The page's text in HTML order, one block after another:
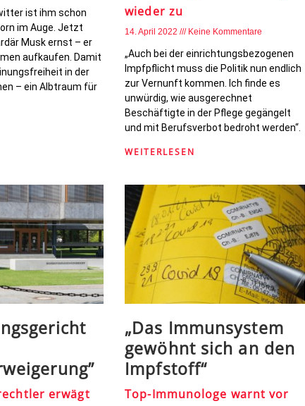
ist ihm schon
im Auge. Jetzt
Musk ernst – er
aufkaufen. Damit
in der
– ein Albtraum für
wieder zu
14. April 2022 Keine Kommentare
„Auch bei der einrichtungsbezogenen
Impfpflicht muss die Politik nun endlich
zur Vernunft kommen. Ich finde es
unwürdig, wie ausgerechnet
Beschäftigte in der Pflege gegängelt
und mit Berufsverbot bedroht werden“.
WEITERLESEN
erwägt
„Das Immunsystem
gewöhnt sich an den
Impfstoff“
Top-Immunologe warnt vor